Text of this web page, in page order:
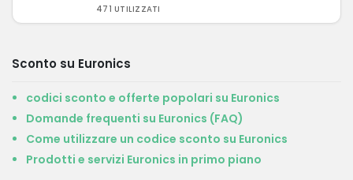
471 UTILIZZATI
Sconto su Euronics
codici sconto e offerte popolari su Euronics
Domande frequenti su Euronics (FAQ)
Come utilizzare un codice sconto su Euronics
Prodotti e servizi Euronics in primo piano